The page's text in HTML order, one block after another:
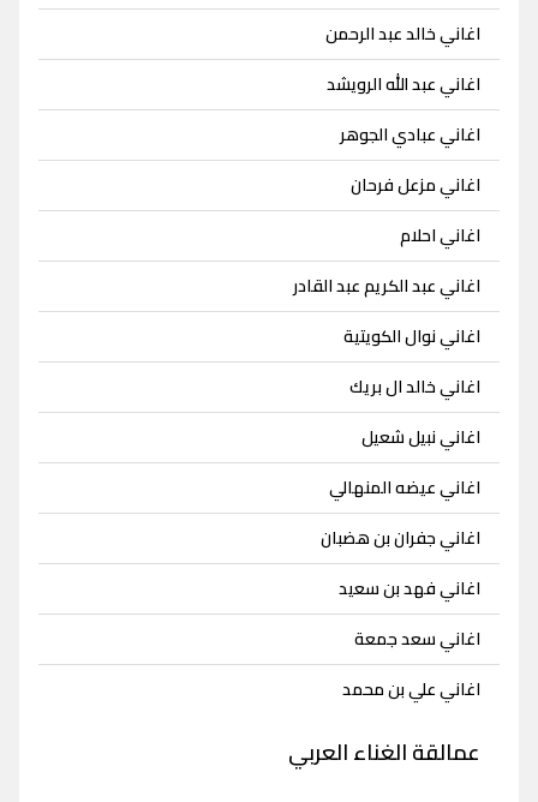
اغاني خالد عبد الرحمن
اغاني عبد الله الرويشد
اغاني عبادي الجوهر
اغاني مزعل فرحان
اغاني احلام
اغاني عبد الكريم عبد القادر
اغاني نوال الكويتية
اغاني خالد ال بريك
اغاني نبيل شعيل
اغاني عيضه المنهالي
اغاني جفران بن هضبان
اغاني فهد بن سعيد
اغاني سعد جمعة
اغاني علي بن محمد
عمالقة الغناء العربي